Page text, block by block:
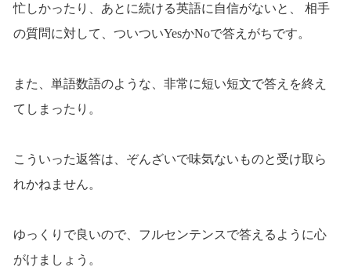
忙しかったり、あとに続ける英語に自信がないと、 相手
の質問に対して、ついついYesかNoで答えがちです。
また、単語数語のような、非常に短い短文で答えを終え
てしまったり。
こういった返答は、ぞんざいで味気ないものと受け取ら
れかねません。
ゆっくりで良いので、フルセンテンスで答えるように心
がけましょう。